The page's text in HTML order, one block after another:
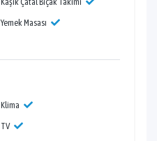
Yemek Masası
Klima
TV